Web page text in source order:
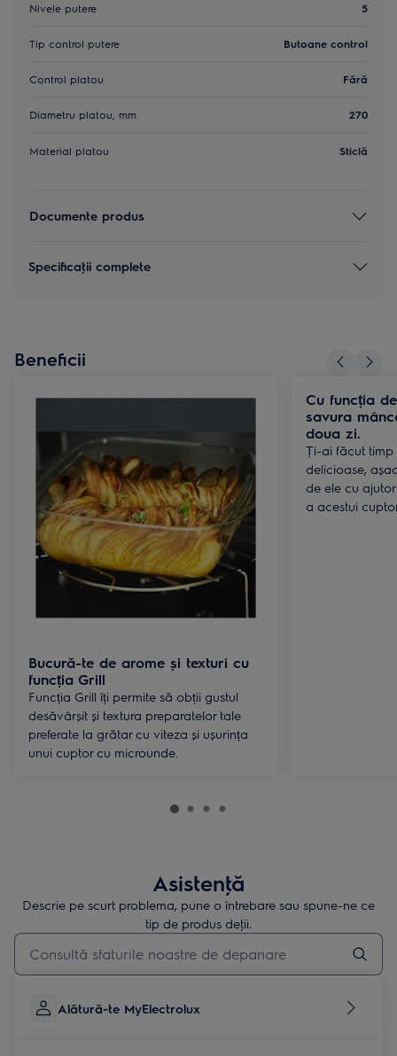
Nivele putere 5
Tip control putere Butoane control
Control platou Fără
Diametru platou, mm 270
Material platou Sticlă
Documente produs
Specificaţii complete
Beneficii
Bucură-te de arome și texturi cu
funcția Grill
Funcția Grill îți permite să obții gustul
desăvârșit și textura preparatelor tale
preferate la grătar cu viteza și ușurința
unui cuptor cu microunde.
Cu funcția
savura
doua zi.
Ți-ai făcut timp
delicioase,
de ele cu
a acestui
Asistenţă
Descrie pe scurt problema, pune o întrebare sau spune-ne ce
tip de produs deţii.
Type to search for support articles
Alătură-te MyElectrolux